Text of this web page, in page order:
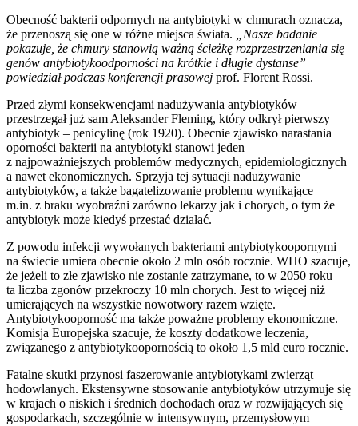
Obecność bakterii odpornych na antybiotyki w chmurach oznacza,
że przenoszą się one w różne miejsca świata.
„Nasze badanie
pokazuje, że chmury stanowią ważną ścieżkę rozprzestrzeniania się
genów antybiotykoodporności na krótkie i długie dystanse”
powiedział podczas konferencji prasowej prof. Florent Rossi.
Przed złymi konsekwencjami nadużywania antybiotyków
przestrzegał już sam Aleksander Fleming, który odkrył pierwszy
antybiotyk – penicylinę (rok 1920). Obecnie zjawisko narastania
oporności bakterii na antybiotyki stanowi jeden
z najpoważniejszych problemów medycznych, epidemiologicznych
a nawet ekonomicznych. Sprzyja tej sytuacji nadużywanie
antybiotyków, a także bagatelizowanie problemu wynikające
m.in. z braku wyobraźni zarówno lekarzy jak i chorych, o tym że
antybiotyk może kiedyś przestać działać.
Z powodu infekcji wywołanych bakteriami antybiotykoopornymi
na świecie umiera obecnie około 2 mln osób rocznie. WHO szacuje,
że jeżeli to złe zjawisko nie zostanie zatrzymane, to w 2050 roku
ta liczba zgonów przekroczy 10 mln chorych. Jest to więcej niż
umierających na wszystkie nowotwory razem wzięte.
Antybiotykooporność ma także poważne problemy ekonomiczne.
Komisja Europejska szacuje, że koszty dodatkowe leczenia,
związanego z antybiotykoopornością to około 1,5 mld euro rocznie.
Fatalne skutki przynosi faszerowanie antybiotykami zwierząt
hodowlanych. Ekstensywne stosowanie antybiotyków utrzymuje się
w krajach o niskich i średnich dochodach oraz w rozwijających się
gospodarkach, szczególnie w intensywnym, przemysłowym